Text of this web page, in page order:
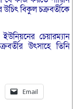
বিকুল চক্রবর্তীকে
চেয়ারম্যান
উৎসাহে তিনি
Email